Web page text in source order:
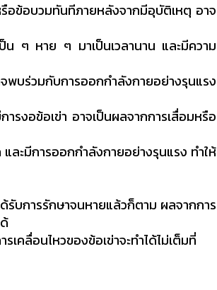
อข้อบวมทันทีภายหลังจากมีอุบัติเหตุ อาจ
น ๆ หาย ๆ มาเป็นเวลานาน และมีความ
พบร่วมกับการออกกำลังกายอย่างรุนแรง
รงอข้อเข่า อาจเป็นผลจากการเสื่อมหรือ
ละมีการออกกำลังกายอย่างรุนแรง ทำให้
รับการรักษาจนหายแล้วก็ตาม ผลจากการ
เคลื่อนไหวของข้อเข่าจะทำได้ไม่เต็มที่